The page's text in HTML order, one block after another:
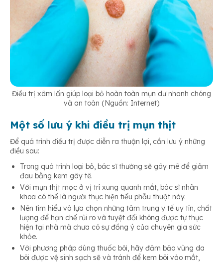
Điều trị xâm lấn giúp loại bỏ hoàn toàn mụn dư nhanh chóng
và an toàn (Nguồn: Internet)
Một số lưu ý khi điều trị mụn thịt
Để quá trình điều trị được diễn ra thuận lợi, cần lưu ý những
điều sau:
Trong quá trình loại bỏ, bác sĩ thường sẽ gây mê để giảm
đau bằng kem gây tê.
Với mụn thịt mọc ở vị trí xung quanh mắt, bác sĩ nhãn
khoa có thể là người thực hiện tiểu phẫu thuật này.
Nên tìm hiểu và lựa chọn những tâm trung y tế uy tín, chất
lượng để hạn chế rủi ro và tuyệt đối không được tự thực
hiện tại nhà mà chưa có sự đồng ý của chuyên gia sức
khỏe.
Với phương pháp dùng thuốc bôi, hãy đảm bảo vùng da
bôi được vệ sinh sạch sẽ và tránh để kem bôi vào mắt,